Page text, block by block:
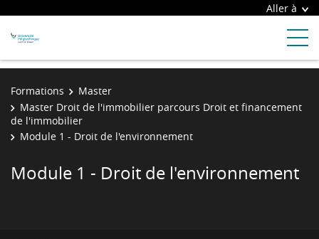
Aller à
Formations
Master
Master Droit de l'immobilier parcours Droit et financement
de l'immobilier
Module 1 - Droit de l'environnement
Module 1 - Droit de l'environnement